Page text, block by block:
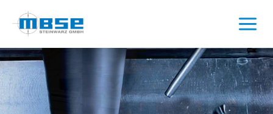
Inhalt
springen